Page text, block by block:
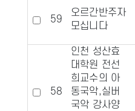
59
오르간반주자
모십니다
58
인천 성산효
대학원 전선
희교수의 아
동국악,실버
국악 강사양